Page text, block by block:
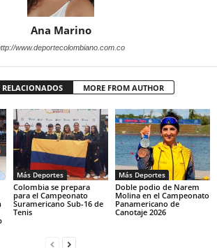
Ana Marino
www.deportecolombiano.com.co
RELACIONADOS MORE FROM AUTHOR
Más Deportes
Colombia se prepara
para el Campeonato
Suramericano Sub-16 de
Tenis
Más Deportes
Doble podio de Narem
Molina en el Campeonato
Panamericano de
Canotaje 2026